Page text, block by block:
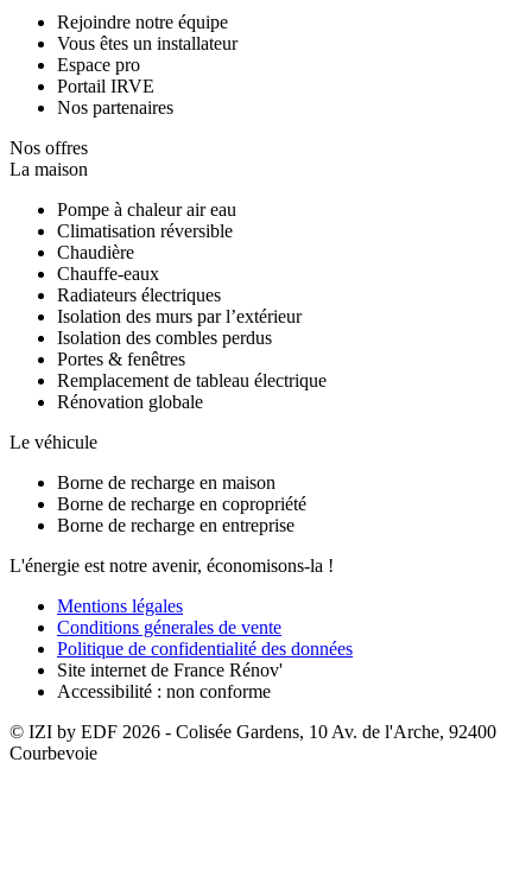
Rejoindre notre équipe
Vous êtes un installateur
Espace pro
Portail IRVE
Nos partenaires
Nos offres
La maison
Pompe à chaleur air eau
Climatisation réversible
Chaudière
Chauffe-eaux
Radiateurs électriques
Isolation des murs par l’extérieur
Isolation des combles perdus
Portes & fenêtres
Remplacement de tableau électrique
Rénovation globale
Le véhicule
Borne de recharge en maison
Borne de recharge en copropriété
Borne de recharge en entreprise
L'énergie est notre avenir, économisons-la !
Mentions légales
Conditions génerales de vente
Politique de confidentialité des données
Site internet de France Rénov'
Accessibilité : non conforme
© IZI by EDF 2026 - Colisée Gardens, 10 Av. de l'Arche, 92400
Courbevoie